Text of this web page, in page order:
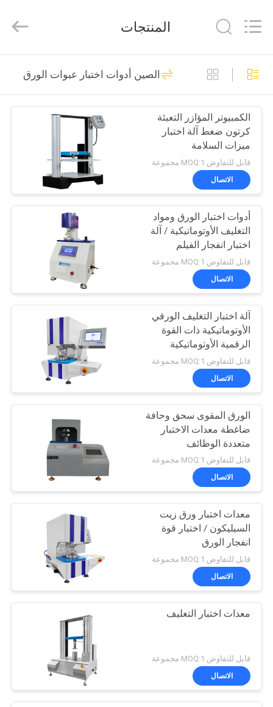
الصفحة
الرئيسية
منتجات
فيديوهات
برنامج
معلومات
جولة
المصنع
مراقبة
الجودة
اتصل
أخبار
القضايا
خريطة
الموقع
سياسة
الخصوصية
Ltd..
Reserved.
آلات اختبار المعمل
80
بيئيّ إختبار غرفة
142
جهاز اختبار الشد
206
أنظمة طاولات المزج
الاهتزازي
28
معدات اختبار قابلية
52
المنتجات
الصين أدوات اختبار عبوات الورق
الكمبيوتر المؤازر التعبئة
كرتون ضغط آلة اختبار
ميزات السلامة
قابل للتفاوض MOQ:1 مجموعة
الاتصال
أدوات اختبار الورق ومواد
التغليف الأوتوماتيكية / آلة
اختبار انفجار الفيلم
قابل للتفاوض MOQ:1 مجموعة
الاتصال
آلة اختبار التغليف الورقي
الأوتوماتيكية ذات القوة
الرقمية الأوتوماتيكية
قابل للتفاوض MOQ:1 مجموعة
الاتصال
الورق المقوى سحق وحافة
ضاغطة معدات الاختبار
متعددة الوظائف
قابل للتفاوض MOQ:1 مجموعة
الاتصال
معدات اختبار ورق زيت
السيليكون / اختبار قوة
انفجار الورق
قابل للتفاوض MOQ:1 مجموعة
الاتصال
معدات اختبار التغليف
قابل للتفاوض MOQ:1 مجموعة
الاتصال